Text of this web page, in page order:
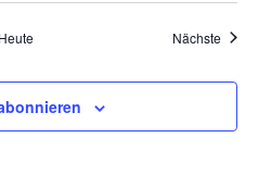
Heute Nächste